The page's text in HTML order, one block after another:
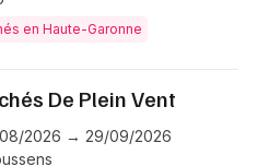
en Haute-Garonne
De Plein Vent
08/2026 → 29/09/2026